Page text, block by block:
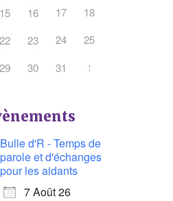
15 16 17
18
22 23 24
25
29 30 31 1
Bulle d'R - Temps de
parole et d'échanges
pour les aidants
7 Août 26